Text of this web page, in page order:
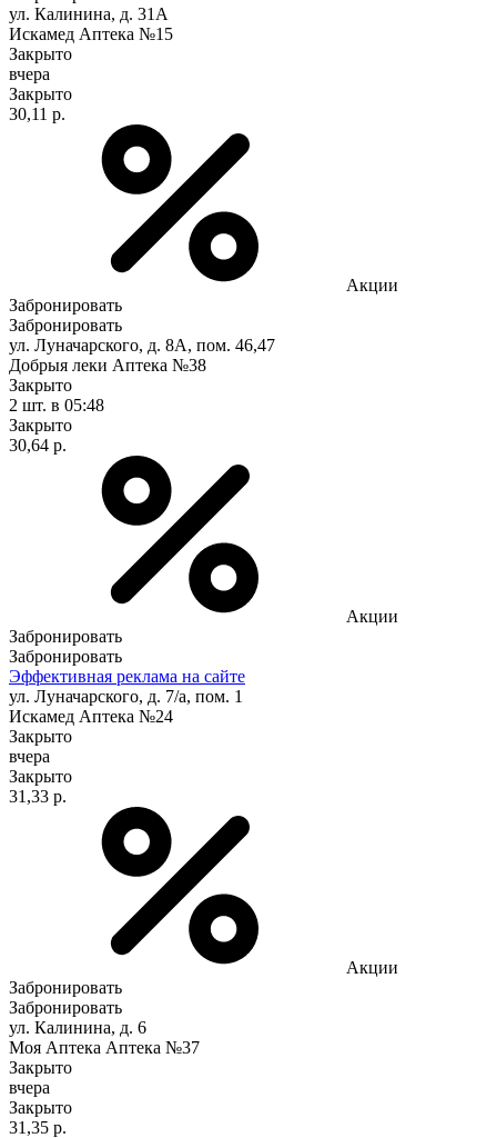
ул. Калинина, д. 31А
Искамед Аптека №15
Закрыто
вчера
Закрыто
30,11 р.
Акции
Забронировать
Забронировать
ул. Луначарского, д. 8А, пом. 46,47
Добрыя леки Аптека №38
Закрыто
2 шт. в 05:48
Закрыто
30,64 р.
Акции
Забронировать
Забронировать
Эффективная реклама на сайте
ул. Луначарского, д. 7/а, пом. 1
Искамед Аптека №24
Закрыто
вчера
Закрыто
31,33 р.
Акции
Забронировать
Забронировать
ул. Калинина, д. 6
Моя Аптека Аптека №37
Закрыто
вчера
Закрыто
31,35 р.